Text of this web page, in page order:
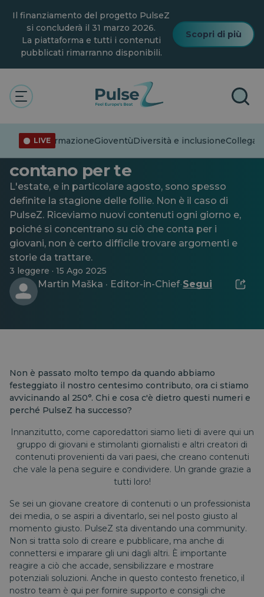
contenuto
principale
Il finanziamento del progetto PulseZ
si concluderà il 31 marzo 2026.
La piattaforma e tutti i contenuti
pubblicati rimarranno disponibili.
Scopri di più
LIVE
DisinformazioneGioventùDiversità e inclusione
PulseZ va avanti: unisciti a
noi e mostra le storie che
contano per te
L'estate, e in particolare agosto, sono spesso
definite la stagione delle follie. Non è il caso di
PulseZ. Riceviamo nuovi contenuti ogni giorno e,
poiché si concentrano su ciò che conta per i
giovani, non è certo difficile trovare argomenti e
storie da trattare.
3 leggere · 15 Ago 2025
Martin Maška · Editor-in-Chief· Segui
Non è passato molto tempo da quando abbiamo
festeggiato il nostro centesimo contributo, ora ci stiamo
avvicinando al 250°. Chi e cosa c'è dietro questi numeri e
perché PulseZ ha successo?
Innanzitutto, come caporedattori siamo lieti di avere qui un
gruppo di giovani e stimolanti giornalisti e altri creatori di
contenuti provenienti da vari paesi, che creano contenuti
che vale la pena seguire e condividere. Un grande grazie a
tutti loro!
Se sei un giovane creatore di contenuti o un professionista
dei media, o se aspiri a diventarlo, sei nel posto giusto al
momento giusto. PulseZ sta diventando una community.
Non si tratta solo di creare e pubblicare, ma anche di
connettersi e imparare gli uni dagli altri. È importante
reagire a ciò che accade, sensibilizzare e mostrare
potenziali soluzioni. Anche in questo contesto frenetico, il
nostro team è qui per fornire supporto e consigli che